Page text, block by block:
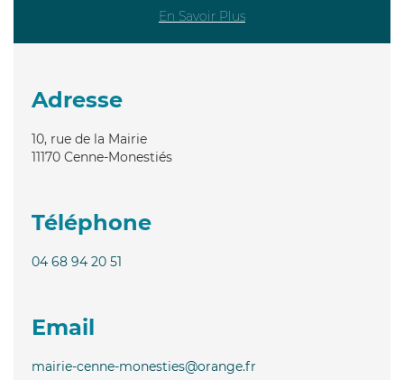
En Savoir Plus
Adresse
10, rue de la Mairie
11170 Cenne-Monestiés
Téléphone
04 68 94 20 51
Email
mairie-cenne-monesties@orange.fr